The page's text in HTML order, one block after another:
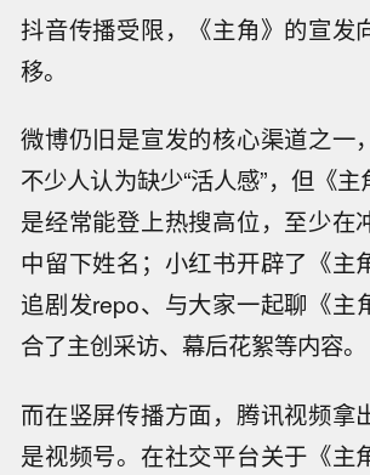
抖音传播受限，《主角》的宣发
移。
微博仍旧是宣发的核心渠道之一
不少人认为缺少“活人感”，但《
是经常能登上热搜高位，至少在
中留下姓名；小红书开辟了《主
追剧发repo、与大家一起聊《主
合了主创采访、幕后花絮等内容。
而在竖屏传播方面，腾讯视频拿
是视频号。在社交平台关于《主